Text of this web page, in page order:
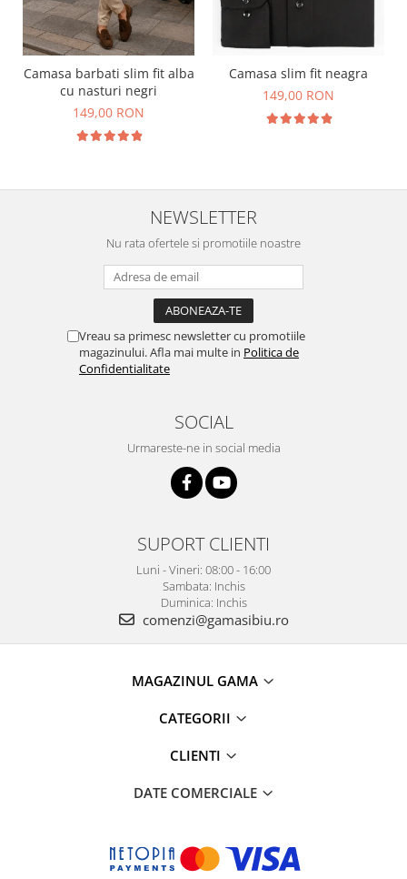
Camasa barbati slim fit alba
cu nasturi negri
149,00 RON
Camasa slim fit neagra
149,00 RON
NEWSLETTER
Nu rata ofertele si promotiile noastre
Vreau sa primesc newsletter cu promotiile
magazinului. Afla mai multe in Politica de
Confidentialitate
SOCIAL
Urmareste-ne in social media
SUPORT CLIENTI
Luni - Vineri: 08:00 - 16:00
Sambata: Inchis
Duminica: Inchis
comenzi@gamasibiu.ro
MAGAZINUL GAMA
CATEGORII
CLIENTI
DATE COMERCIALE